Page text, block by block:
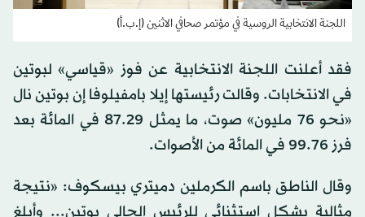
اللجنة الانتخابية الروسية في مؤتمر صحافي الاثنين (إ.ب.أ)
فقد أعلنت اللجنة الانتخابية عن فوز «قياسي» لبوتين
في الانتخابات. وقالت رئيستها إيلا بامفيلوفا إن بوتين نال
«نحو 76 مليون» صوت، ما يمثل 87.29 في المائة بعد
فرز 99.76 في المائة من الأصوات.
وقال الناطق باسم الكرملين دميتري بيسكوف: «نتيجة
مثالية بشكل استثنائي للرئيس الحالي بوتين... وأبلغ